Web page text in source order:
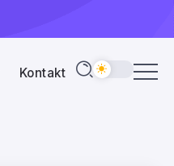
Kontakt